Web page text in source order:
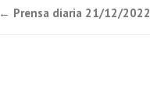
Post
← Prensa diaria 21/12/2022